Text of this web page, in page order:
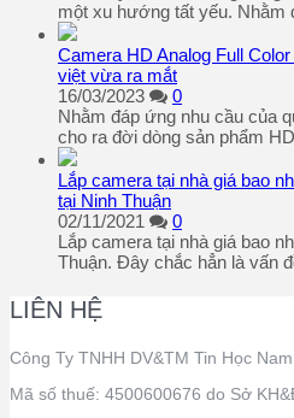
một xu hướng tất yếu. Nhằm
Camera HD Analog Full
việt vừa ra mắt
16/03/2023
0
Nhằm đáp ứng nhu cầu của
cho ra đời dòng sản phẩm
Lắp camera tại nhà giá bao
tại Ninh Thuận
02/11/2021
0
Lắp camera tại nhà giá bao
Thuận. Đây chắc hẳn là vấn
LIÊN HỆ
Công Ty TNHH DV&TM Tin Học
Mã số thuế: 4500600676 do Sở